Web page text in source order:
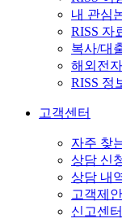
내 관심
RISS 자
복사/대
해외전
RISS 정
고객센터
자주 찾
상담 신
상담 내
고객제안
신고센터